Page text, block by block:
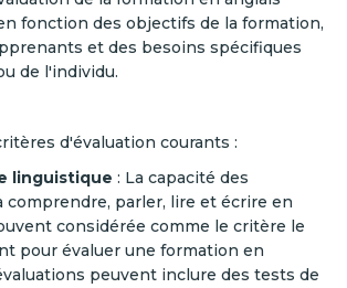
fonction des objectifs de la formation,
et des besoins spécifiques
de l'individu.
d'évaluation courants :
linguistique : La capacité des
comprendre, parler, lire et écrire en
considérée comme le critère le
pour évaluer une formation en
peuvent inclure des tests de